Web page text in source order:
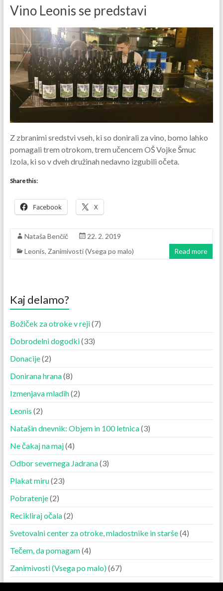
Vino Leonis se predstavi
Z zbranimi sredstvi vseh, ki so donirali za vino, bomo lahko
pomagali trem otrokom, trem učencem OŠ Vojke Šmuc
Izola, ki so v dveh družinah nedavno izgubili očeta.
Share this:
Facebook X
Nataša Benčič
22. 2. 2019
Leonis, Zanimivosti (Vsega po malo) Read more
Kaj delamo?
Božiček za otroke v reji(7)
Dobrodelni dogodki(33)
Donacije(2)
Donirana hrana(8)
Izmenjava mladih(2)
Leonis (2)
Natašin dnevnik: Objem in 100 letnica(3)
Ne čakaj na maj(4)
Odbor severnega Jadrana(3)
Plakat miru(23)
Pobratenje(2)
Recikliraj očala(2)
Svetovalni center za otroke, mladostnike in starše(4)
Tečem, da pomagam(4)
Zanimivosti (Vsega po malo)(67)